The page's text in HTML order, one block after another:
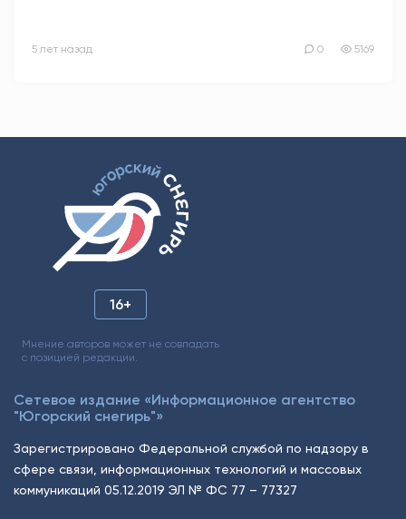
5 лет назад 0 5169
16+
Мнение авторов может не совпадать
с позицией редакции.
Сетевое издание «Информационное агентство
"Югорский снегирь"»
Зарегистрировано Федеральной службой по надзору в
сфере связи, информационных технологий и массовых
коммуникаций 05.12.2019 ЭЛ № ФС 77 – 77327